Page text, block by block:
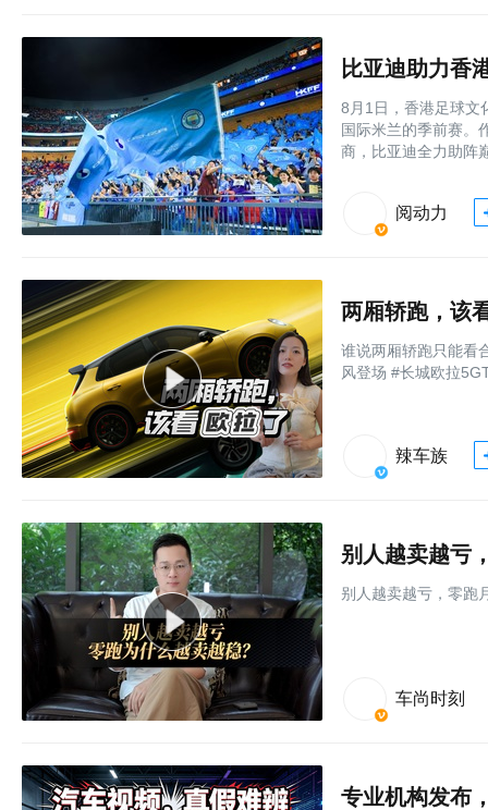
8月1日，香港足球
国际米兰的季前赛。
商，比亚迪全力助阵
阅动力
两厢轿跑，该
谁说两厢轿跑只能看
风登场 #长城欧拉
辣车族
别人越卖越亏
别人越卖越亏，零跑
车尚时刻
专业机构发布